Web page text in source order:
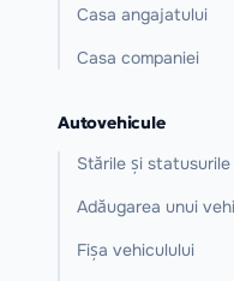
Casa angajatului
Casa companiei
Autovehicule
Stările și
Adăugarea unui
Fișa vehiculului